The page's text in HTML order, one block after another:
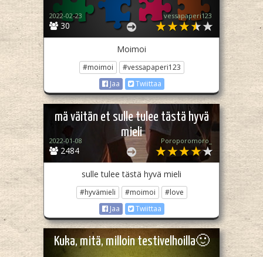
30
2022-02-23 vessapaperi123
Moimoi
#moimoi
#vessapaperi123
Jaa
Twiittaa
mä väitän et sulle tulee tästä hyvä
mieli
2484
2022-01-08 Poroporomoro_
sulle tulee tästä hyvä mieli
#hyvämieli #moimoi
#love
Jaa
Twiittaa
Kuka, mitä, milloin testivelhoilla🙂